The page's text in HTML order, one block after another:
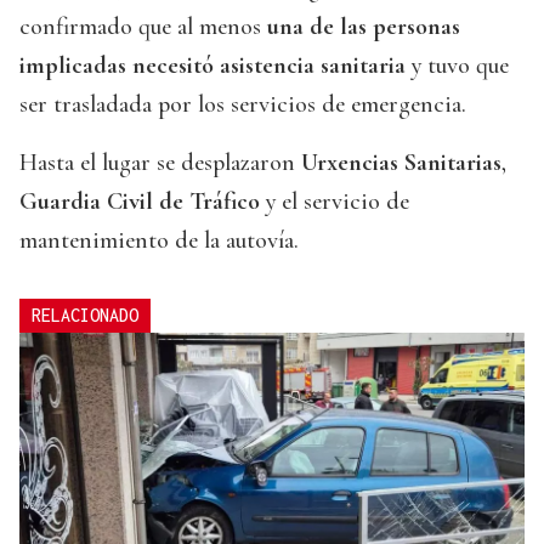
confirmado que al menos una de las personas
implicadas necesitó asistencia sanitaria y tuvo que
ser trasladada por los servicios de emergencia.
Hasta el lugar se desplazaron Urxencias Sanitarias,
Guardia Civil de Tráfico y el servicio de
mantenimiento de la autovía.
RELACIONADO